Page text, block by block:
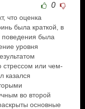
0
что оценка
была краткой, в
поведения была
уровня
стрессом или чем-
казался
во второй
основные